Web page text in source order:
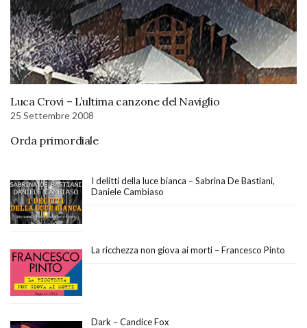
Luca Crovi – L’ultima canzone del Naviglio
25 Settembre 2008
Orda primordiale
I delitti della luce bianca – Sabrina De Bastiani,
Daniele Cambiaso
La ricchezza non giova ai morti – Francesco Pinto
Dark – Candice Fox